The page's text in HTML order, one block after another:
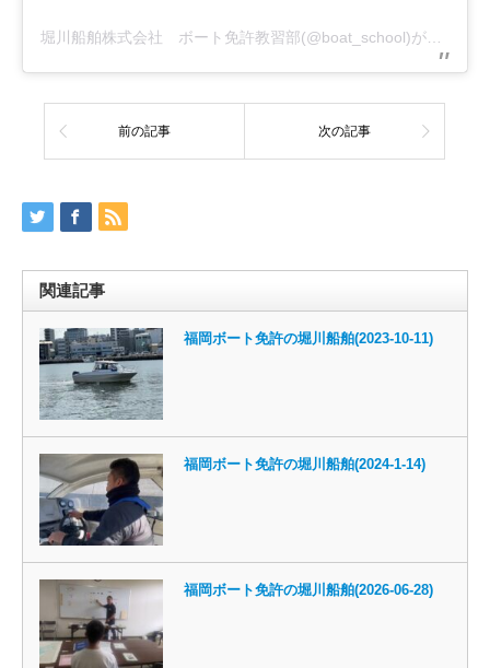
前の記事 次の記事
関連記事
福岡ボート免許の堀川船舶(2023-10-11)
福岡ボート免許の堀川船舶(2024-1-14)
福岡ボート免許の堀川船舶(2026-06-28)